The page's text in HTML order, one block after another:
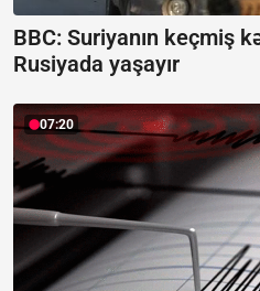
BBC: Suriyanın keçmiş
Rusiyada yaşayır
07:20